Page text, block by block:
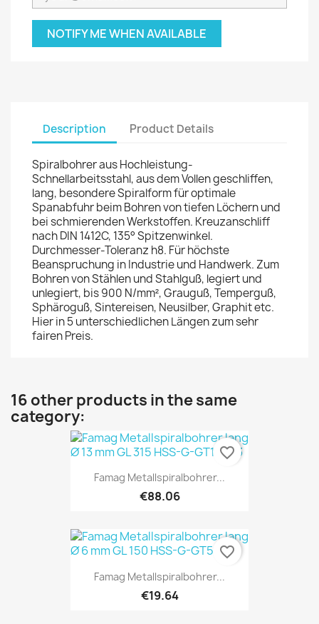
NOTIFY ME WHEN AVAILABLE
Description Product Details
Spiralbohrer aus Hochleistung-
Schnellarbeitsstahl, aus dem Vollen geschliffen,
lang, besondere Spiralform für optimale
Spanabfuhr beim Bohren von tiefen Löchern und
bei schmierenden Werkstoffen. Kreuzanschliff
nach DIN 1412C, 135° Spitzenwinkel.
Durchmesser-Toleranz h8. Für höchste
Beanspruchung in Industrie und Handwerk. Zum
Bohren von Stählen und Stahlguß, legiert und
unlegiert, bis 900 N/mm², Grauguß, Temperguß,
Sphäroguß, Sintereisen, Neusilber, Graphit etc.
Hier in 5 unterschiedlichen Längen zum sehr
fairen Preis.
16 other products in the same
category:
Famag Metallspiralbohrer...
€88.06
favorite_border
Famag Metallspiralbohrer...
€19.64
favorite_border